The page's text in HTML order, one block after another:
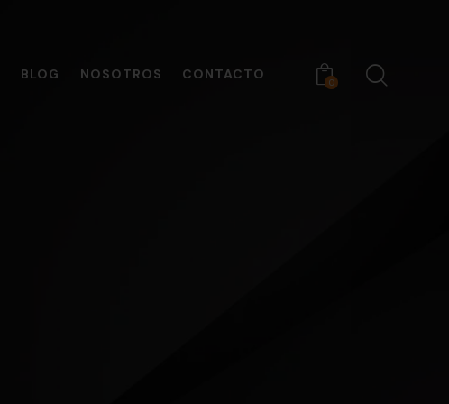
BLOG NOSOTROS CONTACTO
0